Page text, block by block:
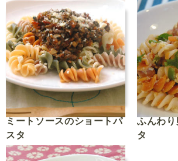
ミートソースのショートパ
スタ
ふんわ
タ